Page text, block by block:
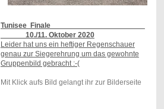
Tunisee Finale
10./11. Oktober 2020
Leider hat uns ein heftiger Regenschauer
genau zur Siegerehrung um das gewohnte
Gruppenbild gebracht :-(
Mit Klick aufs Bild gelangt ihr zur Bilderseite